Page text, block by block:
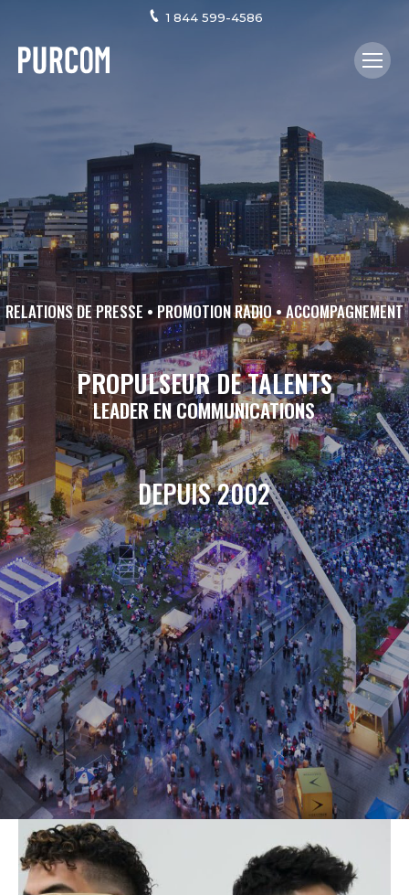
1 844 599-4586
RELATIONS DE PRESSE • PROMOTION RADIO • ACCOMPAGNEMENT
PROPULSEUR DE TALENTS
LEADER EN COMMUNICATIONS
DEPUIS 2002